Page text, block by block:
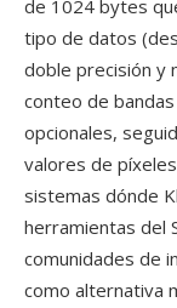
de 1024 bytes
tipo de datos
doble precisión y
conteo de
opcionales,
valores de
sistemas dónde
herramientas del
comunidades de
como alternativa